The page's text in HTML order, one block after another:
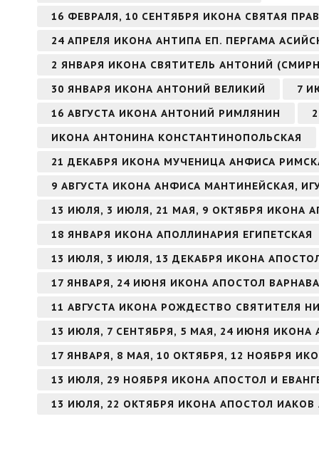
16 ФЕВРАЛЯ, 10 СЕНТЯБРЯ ИКОНА СВЯТАЯ
24 АПРЕЛЯ ИКОНА АНТИПА ЕП. ПЕРГАМА
2 ЯНВАРЯ ИКОНА СВЯТИТЕЛЬ АНТОНИЙ
30 ЯНВАРЯ ИКОНА АНТОНИЙ ВЕЛИКИЙ
7
16 АВГУСТА ИКОНА АНТОНИЙ РИМЛЯНИН
ИКОНА АНТОНИНА КОНСТАНТИНОПОЛЬСКАЯ
21 ДЕКАБРЯ ИКОНА МУЧЕНИЦА АНФИСА
9 АВГУСТА ИКОНА АНФИСА МАНТИНЕЙСКАЯ,
13 ИЮЛЯ, 3 ИЮЛЯ, 21 МАЯ, 9 ОКТЯБРЯ ИКОНА
18 ЯНВАРЯ ИКОНА АПОЛЛИНАРИЯ ЕГИПЕТСКАЯ
13 ИЮЛЯ, 3 ИЮЛЯ, 13 ДЕКАБРЯ ИКОНА
17 ЯНВАРЯ, 24 ИЮНЯ ИКОНА АПОСТОЛ ВАРНАВА
11 АВГУСТА ИКОНА РОЖДЕСТВО СВЯТИТЕЛЯ
13 ИЮЛЯ, 7 СЕНТЯБРЯ, 5 МАЯ, 24 ИЮНЯ
17 ЯНВАРЯ, 8 МАЯ, 10 ОКТЯБРЯ, 12 НОЯБРЯ
13 ИЮЛЯ, 29 НОЯБРЯ ИКОНА АПОСТОЛ И
13 ИЮЛЯ, 22 ОКТЯБРЯ ИКОНА АПОСТОЛ ИАКОВ